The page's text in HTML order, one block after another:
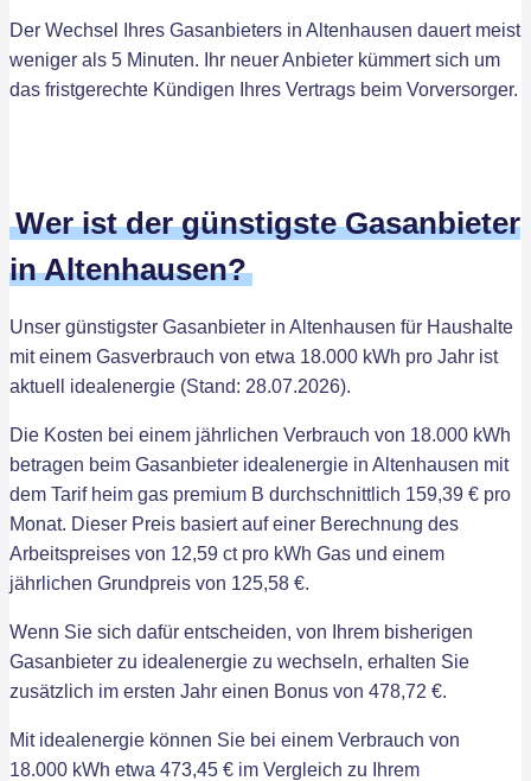
Der Wechsel Ihres Gasanbieters in Altenhausen dauert meist
weniger als 5 Minuten. Ihr neuer Anbieter kümmert sich um
das fristgerechte Kündigen Ihres Vertrags beim Vorversorger.
Wer ist der günstigste Gasanbieter
in Altenhausen?
Unser günstigster Gasanbieter in Altenhausen für Haushalte
mit einem Gasverbrauch von etwa 18.000 kWh pro Jahr ist
aktuell idealenergie (Stand: 28.07.2026).
Die Kosten bei einem jährlichen Verbrauch von 18.000 kWh
betragen beim Gasanbieter idealenergie in Altenhausen mit
dem Tarif heim gas premium B durchschnittlich 159,39 € pro
Monat. Dieser Preis basiert auf einer Berechnung des
Arbeitspreises von 12,59 ct pro kWh Gas und einem
jährlichen Grundpreis von 125,58 €.
Wenn Sie sich dafür entscheiden, von Ihrem bisherigen
Gasanbieter zu idealenergie zu wechseln, erhalten Sie
zusätzlich im ersten Jahr einen Bonus von 478,72 €.
Mit idealenergie können Sie bei einem Verbrauch von
18.000 kWh etwa 473,45 € im Vergleich zu Ihrem